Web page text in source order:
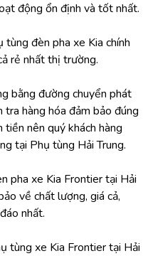
động ổn định và tốt nhất.
đèn pha xe Kia chính
rẻ nhất thị trường.
bằng đường chuyển phát
tra hàng hóa đảm bảo đúng
nên quý khách hàng
tại Phụ tùng Hải Trung.
pha xe Kia Frontier tại Hải
về chất lượng, giá cả,
nhất.
tùng xe Kia Frontier tại Hải